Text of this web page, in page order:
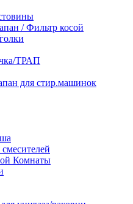
/ Фильтр косой
ТРАП
для стир.машинок
Комнаты